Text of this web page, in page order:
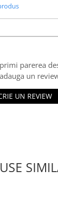
parerea
un
UN REVIEW